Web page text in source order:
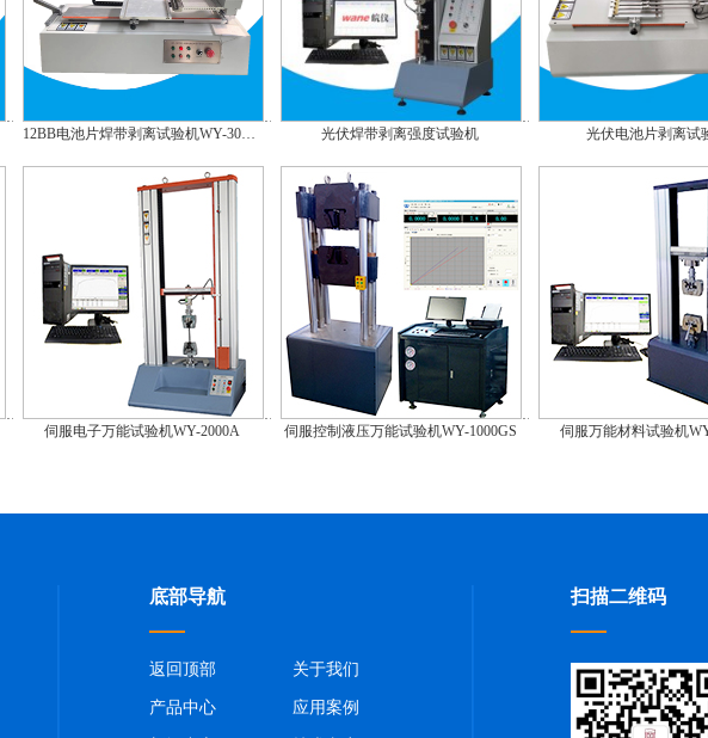
12BB电池片焊带剥离试验机WY-3020S 光伏焊带剥离强度试验机 光伏电池片剥离试
伺服电子万能试验机WY-2000A 伺服控制液压万能试验机WY-1000GS 伺服万能材料试验机
底部导航
返回顶部 关于我们
产品中心 应用案例
扫描二维码